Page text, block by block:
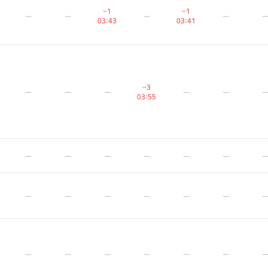
— —
−1
03:43
—
−1
03:41
— —
— — —
−3
03:55
— — —
— — — — — — —
— — — — — — —
— — — — — — —
— —
−1
03:43
—
−1
03:41
— —
— — —
−3
03:55
— — —
— — — — — — —
— — — — — — —
— — — — — — —
— —
−1
03:43
—
−1
03:41
— —
— — —
−3
03:55
— — —
— — — — — — —
— — — — — — —
— — — — — — —